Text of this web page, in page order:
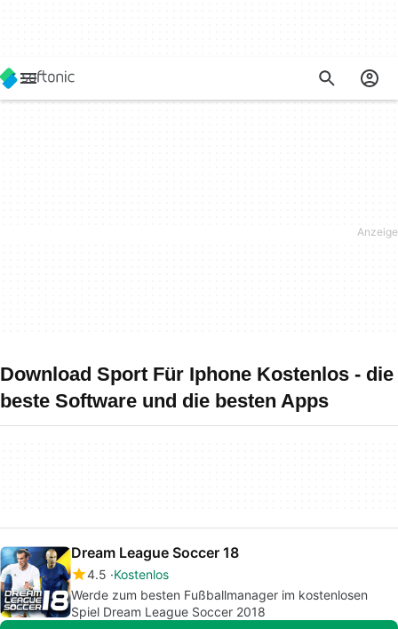
Download Sport Für Iphone Kostenlos - die
beste Software und die besten Apps
Dream League Soccer 18
4.5 Kostenlos
Werde zum besten Fußballmanager im kostenlosen
Spiel Dream League Soccer 2018